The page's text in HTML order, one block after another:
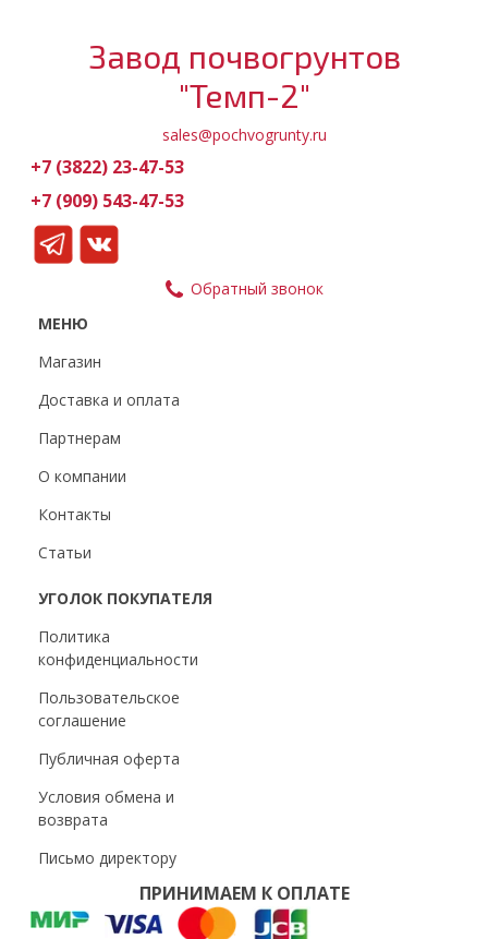
Завод почвогрунтов
"Темп-2"
sales@pochvogrunty.ru
+7 (3822) 23-47-53
+7 (909) 543-47-53
Обратный звонок
МЕНЮ
Магазин
Доставка и оплата
Партнерам
О компании
Контакты
Статьи
УГОЛОК ПОКУПАТЕЛЯ
Политика
конфиденциальности
Пользовательское
соглашение
Публичная оферта
Условия обмена и
возврата
Письмо директору
ПРИНИМАЕМ К ОПЛАТЕ